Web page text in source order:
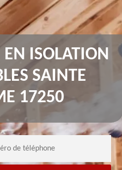
EN ISOLATION
SAINTE
17250